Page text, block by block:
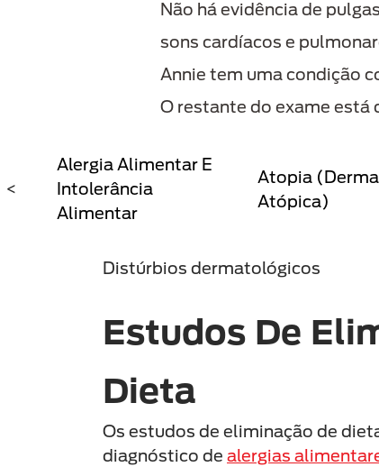
Não há evidência de
sons cardíacos e
Annie tem uma condição
O restante do exame
<
Alergia Alimentar E
Intolerância
Alimentar
Atopia
Atópica)
Distúrbios dermatológicos
Estudos De
Dieta
Os estudos de eliminação de
diagnóstico de alergias